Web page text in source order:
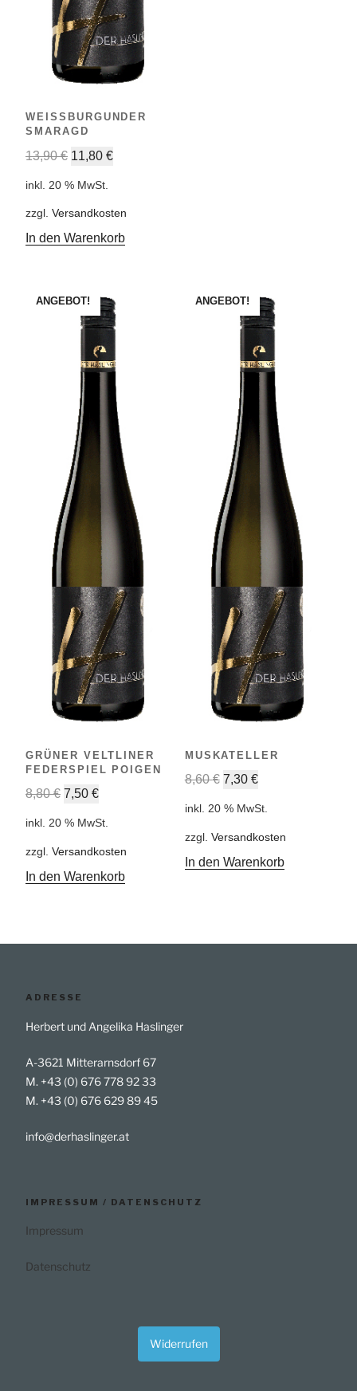
WEISSBURGUNDER
SMARAGD
13,90€ 11,80 €
inkl. 20 % MwSt.
zzgl. Versandkosten
In den Warenkorb
ANGEBOT!
GRÜNER VELTLINER
FEDERSPIEL POIGEN
8,80€ 7,50 €
inkl. 20 % MwSt.
zzgl. Versandkosten
In den Warenkorb
ANGEBOT!
MUSKATELLER
8,60€ 7,30 €
inkl. 20 % MwSt.
zzgl. Versandkosten
In den Warenkorb
ADRESSE
Herbert und Angelika Haslinger
A-3621 Mitterarnsdorf 67
M. +43 (0) 676 778 92 33
M. +43 (0) 676 629 89 45
info@derhaslinger.at
IMPRESSUM / DATENSCHUTZ
Impressum
Datenschutz
Widerrufen